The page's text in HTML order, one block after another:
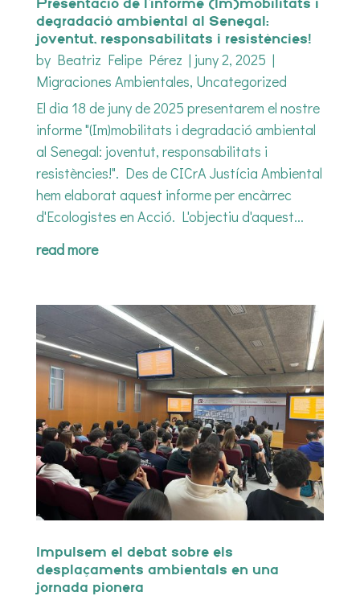
Presentació de l’informe (Im)mobilitats i
degradació ambiental al Senegal:
joventut, responsabilitats i resistències!
by Beatriz Felipe Pérez | juny 2, 2025 |
Migraciones Ambientales, Uncategorized
El dia 18 de juny de 2025 presentarem el nostre
informe "(Im)mobilitats i degradació ambiental
al Senegal: joventut, responsabilitats i
resistències!". Des de CICrA Justícia Ambiental
hem elaborat aquest informe per encàrrec
d'Ecologistes en Acció. L'objectiu d'aquest...
read more
Impulsem el debat sobre els
desplaçaments ambientals en una
jornada pionera